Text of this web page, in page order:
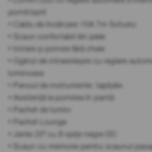
pornit/oprit
• Cablu de încărcare 10A 7m Schuko
• Scaun confortabil din piele
• Intrare și pornire fără cheie
• Oglinzi de intrare/ieșire cu reglare
luminoase
• Panoul de instrumente. tapițate.
• Asistență la pornirea în pantă
• Pachet de lumini
• Pachet Lounge
• Jante 20" cu 8 spițe negre DC
• Scaun cu memorie pentru scaunul